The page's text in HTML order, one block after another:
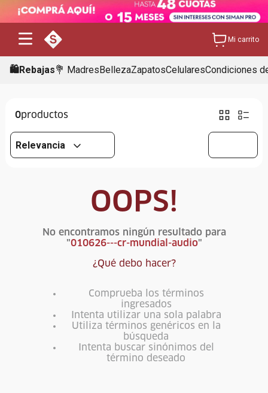
Mi carrito
🛍️Rebajas💐 MadresBellezaZapatosCelularesCondiciones
0
Relevancia
OOPS!
No encontramos ningún resultado para
"010626---cr-mundial-audio"
¿Qué debo hacer?
Comprueba los términos
ingresados
Intenta utilizar una sola palabra
Utiliza términos genéricos en la
búsqueda
Intenta buscar sinónimos del
término deseado